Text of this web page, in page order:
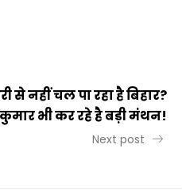
से नहीं चल पा रहा है बिहार?
भी कर रहे है बड़ी मंथन!
Next post